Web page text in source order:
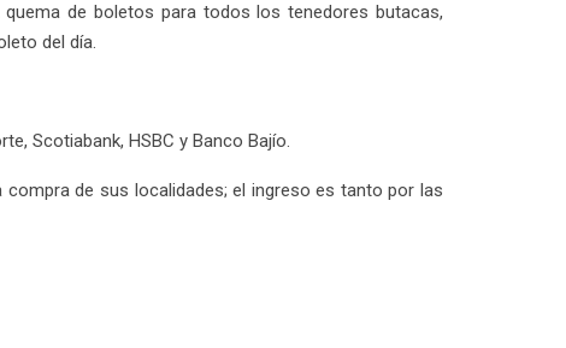
de boletos para todos los tenedores butacas,
del día.
Scotiabank, HSBC y Banco Bajío.
de sus localidades; el ingreso es tanto por las